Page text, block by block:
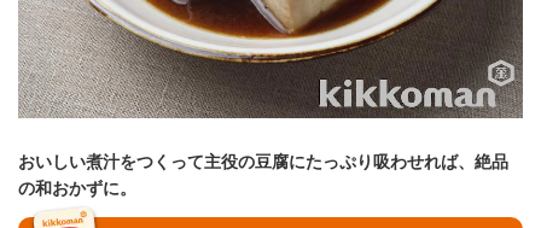
おいしい煮汁をつくって主役の豆腐にたっぷり吸わせれば、絶品
の和おかずに。